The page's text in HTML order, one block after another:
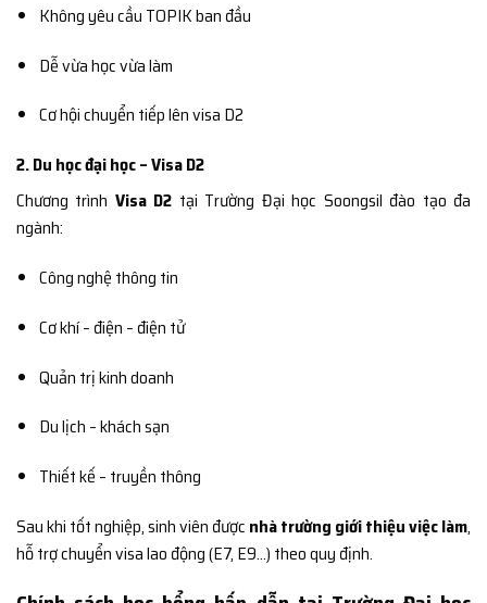
Không yêu cầu TOPIK ban đầu
Dễ vừa học vừa làm
Cơ hội chuyển tiếp lên visa D2
2. Du học đại học – Visa D2
Chương trình Visa D2 tại Trường Đại học Soongsil đào tạo đa
ngành:
Công nghệ thông tin
Cơ khí – điện – điện tử
Quản trị kinh doanh
Du lịch – khách sạn
Thiết kế – truyền thông
Sau khi tốt nghiệp, sinh viên được nhà trường giới thiệu việc làm,
hỗ trợ chuyển visa lao động (E7, E9…) theo quy định.